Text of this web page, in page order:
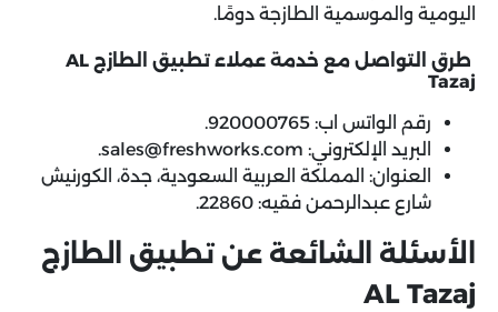
اليومية والموسمية الطازجة دومًا.
طرق التواصل مع خدمة عملاء تطبيق الطازج AL
Tazaj
رقم الواتس اب: 920000765.
البريد الإلكتروني: sales@freshworks.com.
العنوان: المملكة العربية السعودية، جدة، الكورنيش
شارع عبدالرحمن فقيه: 22860.
الأسئلة الشائعة عن تطبيق الطازج
AL Tazaj